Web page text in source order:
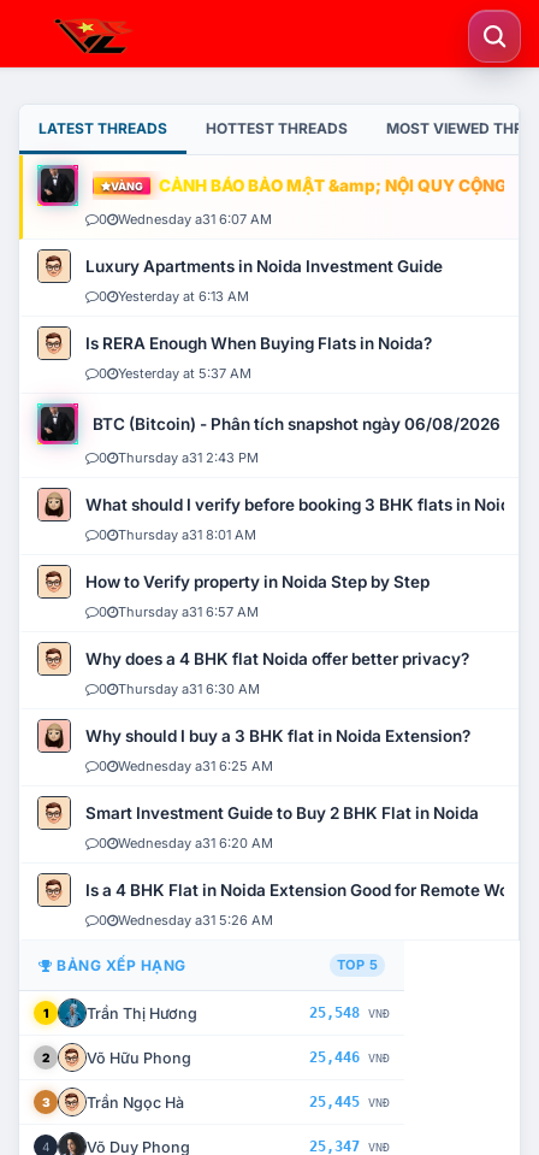
LATEST THREADS HOTTEST THREADS MOST VIEWED
VÀNG CẢNH BÁO BẢO MẬT &amp; NỘI QUY CỘNG
0 Wednesday a31 6:07 AM
Luxury Apartments in Noida Investment Guide
0 Yesterday at 6:13 AM
Is RERA Enough When Buying Flats in Noida?
0 Yesterday at 5:37 AM
BTC (Bitcoin) - Phân tích snapshot ngày 06/08/2026
0 Thursday a31 2:43 PM
What should I verify before booking 3 BHK flats in Noida?
0 Thursday a31 8:01 AM
How to Verify property in Noida Step by Step
0 Thursday a31 6:57 AM
Why does a 4 BHK flat Noida offer better privacy?
0 Thursday a31 6:30 AM
Why should I buy a 3 BHK flat in Noida Extension?
0 Wednesday a31 6:25 AM
Smart Investment Guide to Buy 2 BHK Flat in Noida
0 Wednesday a31 6:20 AM
Is a 4 BHK Flat in Noida Extension Good for Remote Work?
0 Wednesday a31 5:26 AM
BẢNG XẾP HẠNG TOP 5
1 Trần Thị Hương 25,548 VNĐ
2 Võ Hữu Phong 25,446 VNĐ
3 Trần Ngọc Hà 25,445 VNĐ
4 Võ Duy Phong 25,347 VNĐ